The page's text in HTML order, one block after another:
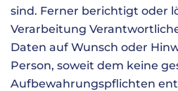
sind. Ferner berichtigt oder
Verarbeitung
Daten auf Wunsch oder
Person, soweit dem keine
Aufbewahrungspflichten